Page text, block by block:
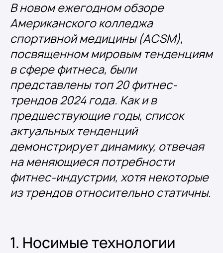
В новом ежегодном обзоре
Американского колледжа
спортивной медицины (ACSM),
посвященном мировым тенденциям
в сфере фитнеса, были
представлены топ 20 фитнес-
трендов 2024 года. Как и в
предшествующие годы, список
актуальных тенденций
демонстрирует динамику, отвечая
на меняющиеся потребности
фитнес-индустрии, хотя некоторые
из трендов относительно статичны.
1. Носимые технологии